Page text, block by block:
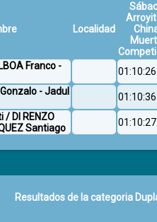
Localidad
Franco -
- Jadul
/ DI RENZO
Santiago
Resultados de la categoria